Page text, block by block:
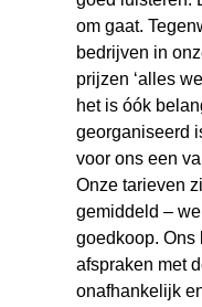
om gaat.
bedrijven in
prijzen ‘alles
het is óók
georganiseerd
voor ons een
Onze tarieven
gemiddeld –
goedkoop. Ons
afspraken met
onafhankelijk